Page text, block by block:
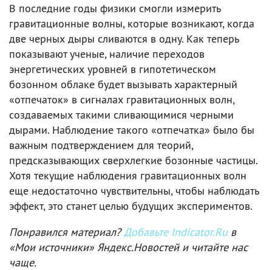
В последние годы физики смогли измерить
гравитационные волны, которые возникают, когда
две черных дыры сливаются в одну. Как теперь
показывают ученые, наличие переходов
энергетических уровней в гипотетическом
бозонном облаке будет вызывать характерный
«отпечаток» в сигналах гравитационных волн,
создаваемых такими сливающимися черными
дырами. Наблюдение такого «отпечатка» было бы
важным подтверждением для теорий,
предсказывающих сверхлегкие бозонные частицы.
Хотя текущие наблюдения гравитационных волн
еще недостаточно чувствительны, чтобы наблюдать
эффект, это станет целью будущих экспериментов.
Понравился материал?Добавьте Indicator.Ruв
«Мои источники» Яндекс.Новостей и читайте нас
чаще.